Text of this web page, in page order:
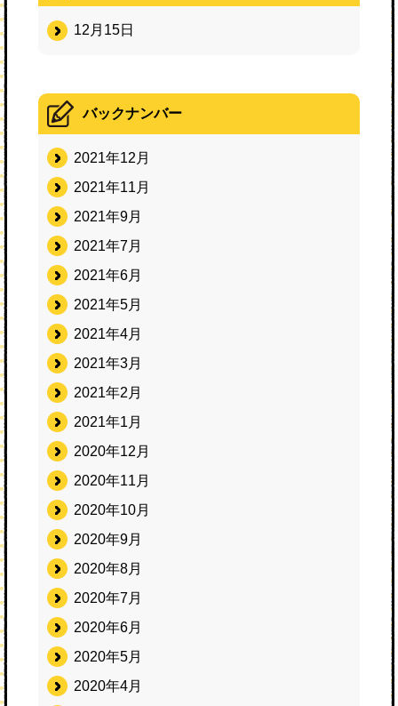
12月15日
バックナンバー
2021年12月
2021年11月
2021年9月
2021年7月
2021年6月
2021年5月
2021年4月
2021年3月
2021年2月
2021年1月
2020年12月
2020年11月
2020年10月
2020年9月
2020年8月
2020年7月
2020年6月
2020年5月
2020年4月